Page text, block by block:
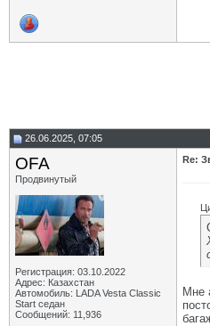
26.06.2025, 07:05
OFA
Продвинутый
Регистрация: 03.10.2022
Адрес: Казахстан
Автомобиль: LADA Vesta Classic
Start седан
Сообщений: 11,936
Re:
Мне